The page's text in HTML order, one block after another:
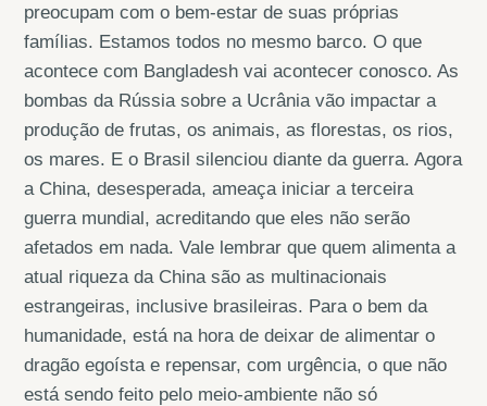
preocupam com o bem-estar de suas próprias
famílias. Estamos todos no mesmo barco. O que
acontece com Bangladesh vai acontecer conosco. As
bombas da Rússia sobre a Ucrânia vão impactar a
produção de frutas, os animais, as florestas, os rios,
os mares. E o Brasil silenciou diante da guerra. Agora
a China, desesperada, ameaça iniciar a terceira
guerra mundial, acreditando que eles não serão
afetados em nada. Vale lembrar que quem alimenta a
atual riqueza da China são as multinacionais
estrangeiras, inclusive brasileiras. Para o bem da
humanidade, está na hora de deixar de alimentar o
dragão egoísta e repensar, com urgência, o que não
está sendo feito pelo meio-ambiente não só